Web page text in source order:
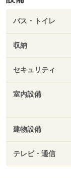
バス・トイレ
収納
セキュリティ
室内設備
建物設備
テレビ・通信